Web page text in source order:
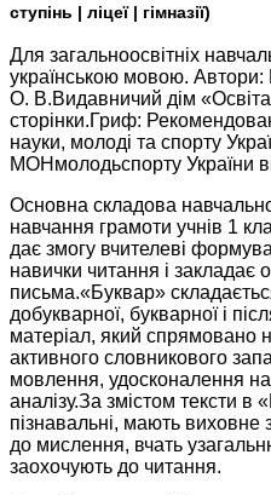
ступінь | ліцеї | гімназії)
Для загальноосвітніх
українською мовою.
О. В.Видавничий дім
сторінки.Гриф:
науки, молоді та спорту
МОНмолодьспорту України
Основна складова
навчання грамоти учнів 1
дає змогу вчителеві
навички читання і закладає
письма.«Буквар»
добукварної, букварної і
матеріал, який спрямовано
активного словникового
мовлення, удосконалення
аналізу.За змістом тексти в
пізнавальні, мають виховне
до мислення, вчать
заохочують до читання.